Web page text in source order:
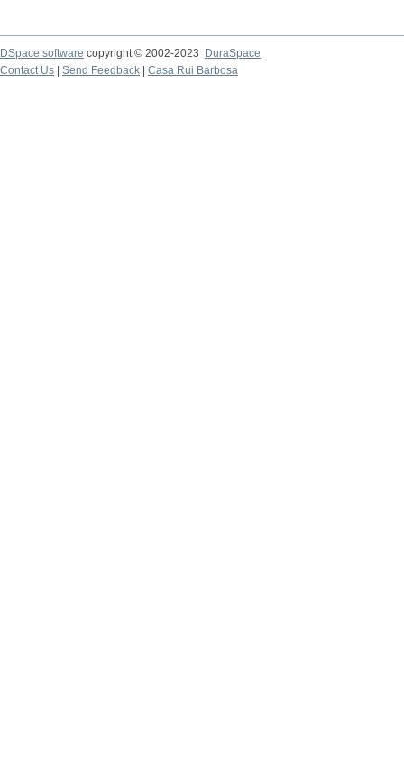
DSpace software copyright © 2002-2023
DuraSpace
Contact Us
Send Feedback Casa Rui Barbosa